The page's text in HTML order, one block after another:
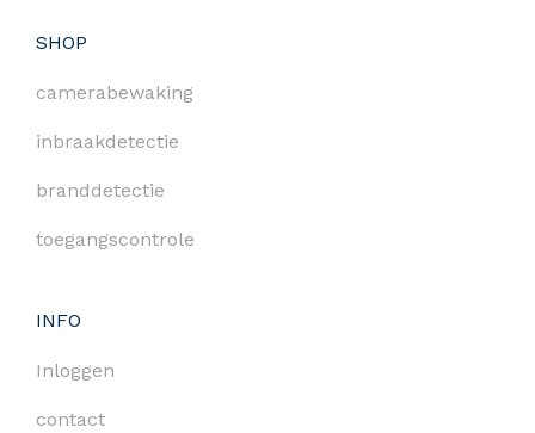
SHOP
camerabewaking
inbraakdetectie
branddetectie
toegangscontrole
INFO
Inloggen
contact